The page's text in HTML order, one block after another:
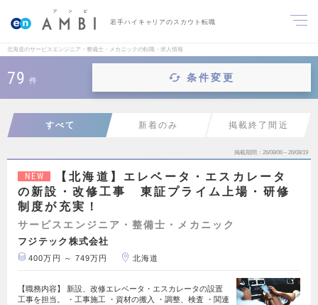
若手ハイキャリアのスカウト転職
北海道のサービスエンジニア・整備士・メカニックの転職・求人情報
79 件 条件変更
すべて 新着のみ 掲載終了間近
掲載期間 26/08/06～26/08/19
NEW
【北海道】エレベータ・エスカレータ
の新設・改修工事 東証プライム上場・研修
制度が充実！
サービスエンジニア・整備士・メカニック
フジテック株式会社
400万円 ～ 749万円 北海道
【職務内容】 新設、改修エレベータ・エスカレータの設置
工事を担当。 ・工事施工 ・資材の搬入 ・調整、検査 ・関連